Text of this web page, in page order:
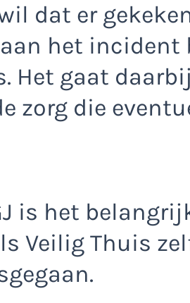
dat er
het incident
Het gaat
zorg die
is het
Veilig Thuis